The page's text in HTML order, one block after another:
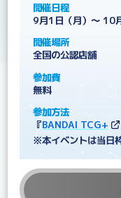
開催日程
9月1日（月）～ 10
開催場所
全国の公認店舗
参加費
無料
参加方法
『BANDAI TCG+
※本イベントは当日